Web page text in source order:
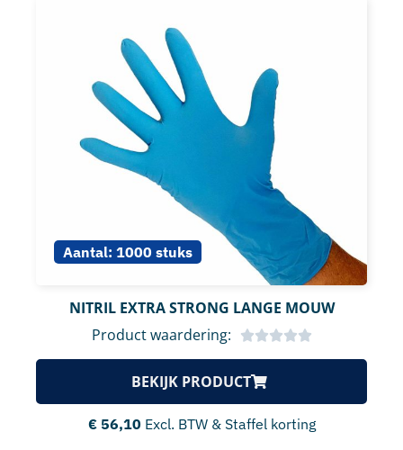
Aantal: 1000 stuks
NITRIL EXTRA STRONG LANGE MOUW
Product waardering:
BEKIJK PRODUCT
€56,10 Excl. BTW & Staffel korting